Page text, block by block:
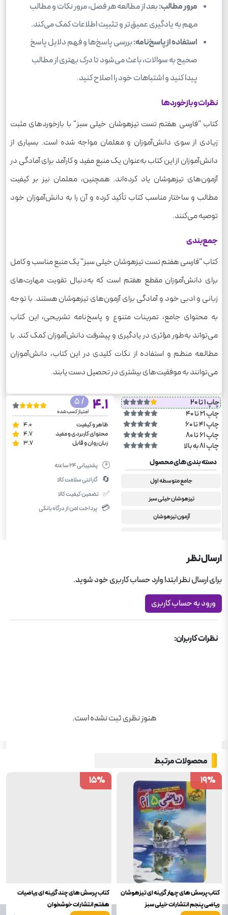
مرور مطالب:بعد از مطالعه هر فصل، مرور نکات و مطالب
مهم به یادگیری عمیق‌تر و تثبیت اطلاعات کمک می‌کند.
استفاده از پاسخ‌نامه:بررسی پاسخ‌ها و فهم دلایل پاسخ
صحیح به سوالات، باعث می‌شود تا درک بهتری از مطالب
پیدا کنید و اشتباهات خود را اصلاح کنید.
نظرات و بازخوردها
کتاب "فارسی هفتم تست تیزهوشان خیلی سبز" با بازخوردهای مثبت
زیادی از سوی دانش‌آموزان و معلمان مواجه شده است. بسیاری از
دانش‌آموزان از این کتاب به‌عنوان یک منبع مفید و کارآمد برای آمادگی در
آزمون‌های تیزهوشان یاد کرده‌اند. همچنین، معلمان نیز بر کیفیت
مطالب و ساختار مناسب کتاب تأکید کرده و آن را به دانش‌آموزان خود
توصیه می‌کنند.
جمع‌بندی
کتاب "فارسی هفتم تست تیزهوشان خیلی سبز" یک منبع مناسب و کامل
برای دانش‌آموزان مقطع هفتم است که به‌دنبال تقویت مهارت‌های
زبانی و ادبی خود و آمادگی برای آزمون‌های تیزهوشان هستند. با توجه
به محتوای جامع، تمرینات متنوع و پاسخ‌نامه تشریحی، این کتاب
می‌تواند به‌طور مؤثری در یادگیری و پیشرفت دانش‌آموزان کمک کند. با
مطالعه منظم و استفاده از نکات کلیدی در این کتاب، دانش‌آموزان
می‌توانند به موفقیت‌های بیشتری در تحصیل دست یابند.
چاپ 1 تا 20
چاپ 21 تا 40
چاپ 41 تا 60
چاپ 61 تا 80
چاپ 81 به بالا
4.1
/ 5
امتیاز کسب شده
ظاهر و کیفیت
4.0
محتوای کاربردی و مفید
4.7
زبان روان و قابل
3.7
دسته بندی های محصول
جامع متوسطه اول
تیزهوشان خیلی سبز
آزمون تیزهوشان
آزمون تیزهوشان
کمک درسی متوسطه اول
🕑 پشتیبانی ۲۴ ساعته
🔄 گارانتی سلامت کالا
✅ تضمین کیفیت کالا
💳 پرداخت امن از درگاه بانکی
ارسال نظر
برای ارسال نظر ابتدا وارد حساب کاربری خود شوید.
ورود به حساب کاربری
نظرات کاربران:
هنوز نظری ثبت نشده است.
محصولات مرتبط
کتاب پرسش های چهار گزینه ای تیزهوشان
ریاضی پنجم انتشارات خیلی سبز
19%
19%
کتاب پرسش های چند گزینه ای ریاضیات
هفتم انتشارات خوشخوان
15%
15%